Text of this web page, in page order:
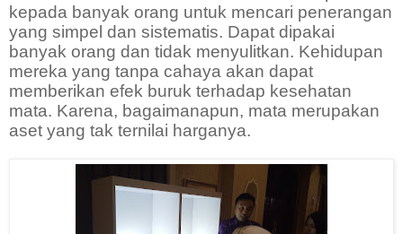
kepada banyak orang untuk mencari penerangan
yang simpel dan sistematis. Dapat dipakai
banyak orang dan tidak menyulitkan. Kehidupan
mereka yang tanpa cahaya akan dapat
memberikan efek buruk terhadap kesehatan
mata. Karena, bagaimanapun, mata merupakan
aset yang tak ternilai harganya.